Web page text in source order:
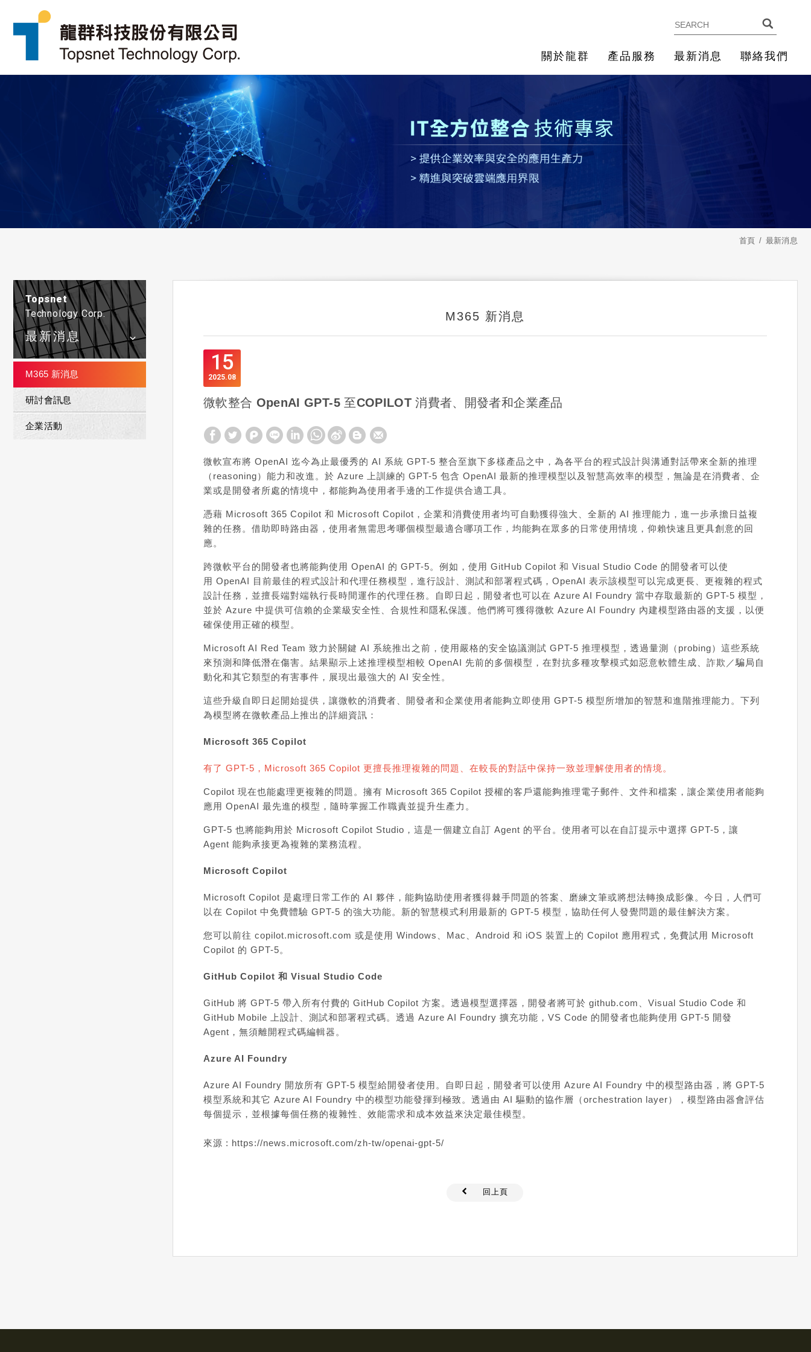
關於龍群 產品服務 最新消息 聯絡我們
首頁 最新消息
Topsnet
Technology Corp.
最新消息
M365 新消息
研討會訊息
企業活動
M365 新消息
15
08
2025
微軟整合 OpenAI GPT-5 至COPILOT 消費者、開發者和企業產品
微軟宣布將 OpenAI 迄今為止最優秀的 AI 系統 GPT-5 整合至旗下多樣產品之中，為各平台的程式設計與溝通對話帶來全新的推理
（reasoning）能力和改進。於 Azure 上訓練的 GPT-5 包含 OpenAI 最新的推理模型以及智慧高效率的模型，無論是在消費者、企
業或是開發者所處的情境中，都能夠為使用者手邊的工作提供合適工具。
憑藉 Microsoft 365 Copilot 和 Microsoft Copilot，企業和消費使用者均可自動獲得強大、全新的 AI 推理能力，進一步承擔日益複
雜的任務。借助即時路由器，使用者無需思考哪個模型最適合哪項工作，均能夠在眾多的日常使用情境，仰賴快速且更具創意的回
應。
跨微軟平台的開發者也將能夠使用 OpenAI 的 GPT-5。例如，使用 GitHub Copilot 和 Visual Studio Code 的開發者可以使
用 OpenAI 目前最佳的程式設計和代理任務模型，進行設計、測試和部署程式碼，OpenAI 表示該模型可以完成更長、更複雜的程式
設計任務，並擅長端對端執行長時間運作的代理任務。自即日起，開發者也可以在 Azure AI Foundry 當中存取最新的 GPT-5 模型，
並於 Azure 中提供可信賴的企業級安全性、合規性和隱私保護。他們將可獲得微軟 Azure AI Foundry 內建模型路由器的支援，以便
確保使用正確的模型。
Microsoft AI Red Team 致力於關鍵 AI 系統推出之前，使用嚴格的安全協議測試 GPT-5 推理模型，透過量測（probing）這些系統
來預測和降低潛在傷害。結果顯示上述推理模型相較 OpenAI 先前的多個模型，在對抗多種攻擊模式如惡意軟體生成、詐欺／騙局自
動化和其它類型的有害事件，展現出最強大的 AI 安全性。
這些升級自即日起開始提供，讓微軟的消費者、開發者和企業使用者能夠立即使用 GPT-5 模型所增加的智慧和進階推理能力。下列
為模型將在微軟產品上推出的詳細資訊：
Microsoft 365 Copilot
有了 GPT-5， Microsoft 365 Copilot 更擅長推理複雜的問題、在較長的對話中保持一致並理解使用者的情境。
Copilot 現在也能處理更複雜的問題。擁有 Microsoft 365 Copilot 授權的客戶還能夠推理電子郵件、文件和檔案，讓企業使用者能夠
應用 OpenAI 最先進的模型，隨時掌握工作職責並提升生產力。
GPT-5 也將能夠用於 Microsoft Copilot Studio，這是一個建立自訂 Agent 的平台。使用者可以在自訂提示中選擇 GPT-5，讓
Agent 能夠承接更為複雜的業務流程。
Microsoft Copilot
Microsoft Copilot 是處理日常工作的 AI 夥伴，能夠協助使用者獲得棘手問題的答案、磨練文筆或將想法轉換成影像。今日，人們可
以在 Copilot 中免費體驗 GPT-5 的強大功能。新的智慧模式利用最新的 GPT-5 模型，協助任何人發覺問題的最佳解決方案。
您可以前往 copilot.microsoft.com 或是使用 Windows、Mac、 Android 和 iOS 裝置上的 Copilot 應用程式，免費試用 Microsoft
Copilot 的 GPT-5。
GitHub Copilot 和 Visual Studio Code
GitHub 將 GPT-5 帶入所有付費的 GitHub Copilot 方案 。透過模型選擇器，開發者將可於 github.com Visual Studio Code 和
GitHub Mobile 上設計、測試和部署程式碼。透過 Azure AI Foundry 擴充功能，VS Code 的開發者也能夠使用 GPT-5 開發
Agent，無須離開程式碼編輯器。
Azure AI Foundry
Azure AI Foundry 開放所有 GPT-5 模型給開發者使用。自即日起，開發者可以使用 Azure AI Foundry 中的模型路由器，將 GPT-5
模型系統和其它 Azure AI Foundry 中的模型功能發揮到極致。透過由 AI 驅動的協作層（orchestration layer），模型路由器會評估
每個提示，並根據每個任務的複雜性、效能需求和成本效益來決定最佳模型。
來源 : https://news.microsoft.com/zh-tw/openai-gpt-5/
回上頁